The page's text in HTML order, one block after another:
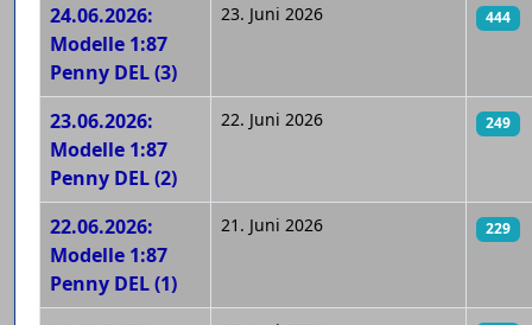
24.06.2026:
Modelle 1:87
Penny DEL (3)
23. Juni 2026 444
23.06.2026:
Modelle 1:87
Penny DEL (2)
22. Juni 2026 249
22.06.2026:
Modelle 1:87
Penny DEL (1)
21. Juni 2026 229